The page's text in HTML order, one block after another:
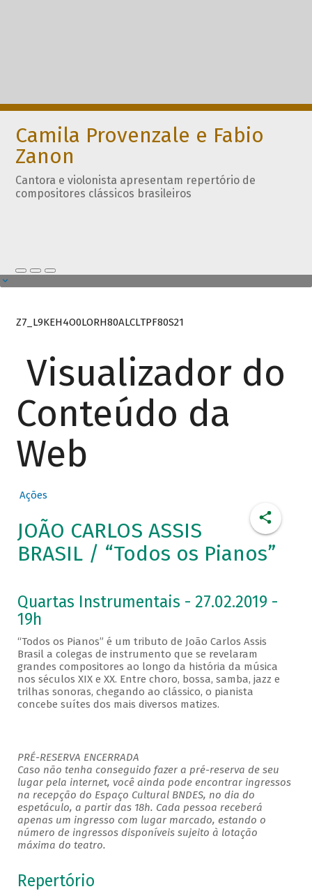
Camila Provenzale e Fabio
Zanon
Cantora e violonista apresentam repertório de
compositores clássicos brasileiros
Z7_L9KEH4O0LORH80ALCLTPF80S21
Visualizador do
Conteúdo da
Web
Ações
JOÃO CARLOS ASSIS
BRASIL / “Todos os Pianos”
Quartas Instrumentais - 27.02.2019 -
19h
“Todos os Pianos” é um tributo de João Carlos Assis
Brasil a colegas de instrumento que se revelaram
grandes compositores ao longo da história da música
nos séculos XIX e XX. Entre choro, bossa, samba, jazz e
trilhas sonoras, chegando ao clássico, o pianista
concebe suítes dos mais diversos matizes.
PRÉ-RESERVA ENCERRADA
Caso não tenha conseguido fazer a pré-reserva de seu
lugar pela internet, você ainda pode encontrar ingressos
na recepção do Espaço Cultural BNDES, no dia do
espetáculo, a partir das 18h. Cada pessoa receberá
apenas um ingresso com lugar marcado, estando o
número de ingressos disponíveis sujeito à lotação
máxima do teatro.
Repertório